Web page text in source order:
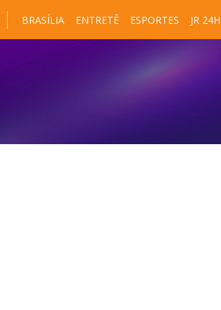
BRASÍLIA ENTRETÊ ESPORTES JR 24H